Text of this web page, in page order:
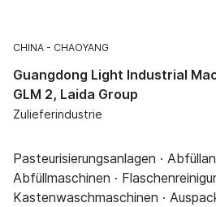
CHINA CHAOYANG
Guangdong Light Industrial
GLM 2, Laida Group
Zulieferindustrie
Pasteurisierungsanlagen ·
Abfüllmaschinen ·
Kastenwaschmaschinen ·